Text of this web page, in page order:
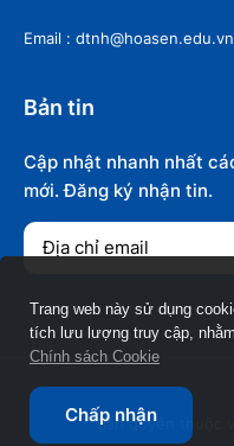
Email : dtnh@hoasen.edu.vn
Bản tin
Cập nhật nhanh nhất
mới. Đăng ký nhận tin.
Bản quyền thuộc
Trang web này sử dụng
tích lưu lượng truy cập,
Chính sách Cookie
Chấp nhận